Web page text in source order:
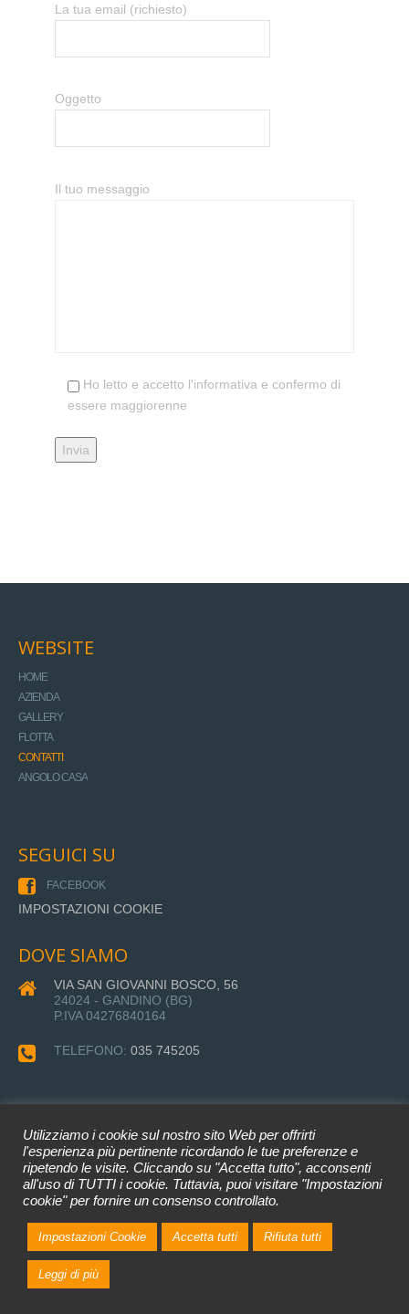
La tua email (richiesto)
Oggetto
Il tuo messaggio
Ho letto e accetto l'informativa e confermo di
essere maggiorenne
WEBSITE
HOME
AZIENDA
GALLERY
FLOTTA
CONTATTI
ANGOLO CASA
SEGUICI SU
FACEBOOK
IMPOSTAZIONI COOKIE
DOVE SIAMO
VIA SAN GIOVANNI BOSCO, 56
24024 - GANDINO (BG)
P.IVA 04276840164
TELEFONO: 035 745205
Impresa Paganessi Srl © 2022 •
Privacy Policy•Cookie Policy• WEB DEVELOPER: BTecno Srl
Utilizziamo i cookie sul nostro sito Web per offrirti
l'esperienza più pertinente ricordando le tue preferenze e
ripetendo le visite. Cliccando su "Accetta tutto", acconsenti
all'uso di TUTTI i cookie. Tuttavia, puoi visitare "Impostazioni
cookie" per fornire un consenso controllato.
Impostazioni Cookie Accetta tutti Rifiuta tutti
Leggi di più